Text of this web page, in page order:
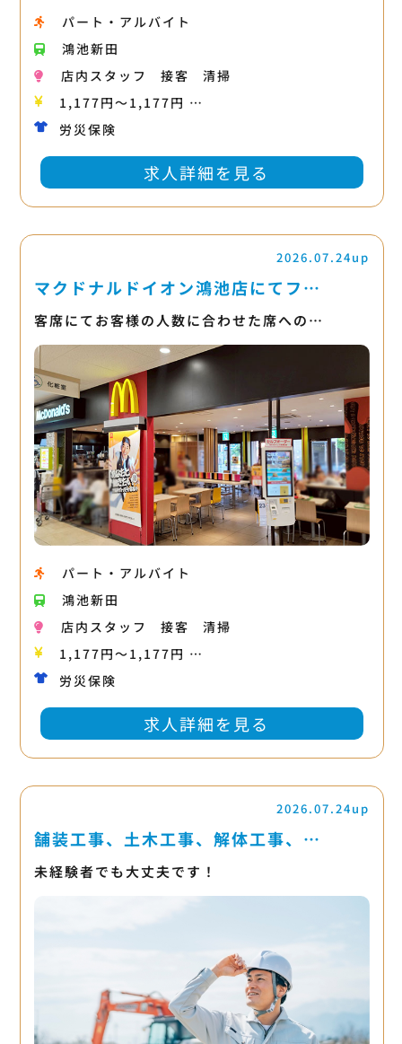
パート・アルバイト
鴻池新田
店内スタッフ
接客
清掃
1,177円〜1,177円 …
労災保険
求人詳細を見る
2026.07.24up
マクドナルドイオン鴻池店にてフ…
客席にてお客様の人数に合わせた席への…
パート・アルバイト
鴻池新田
店内スタッフ
接客
清掃
1,177円〜1,177円 …
労災保険
求人詳細を見る
2026.07.24up
舗装工事、土木工事、解体工事、…
未経験者でも大丈夫です！